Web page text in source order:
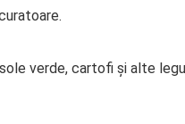
verde, cartofi și alte